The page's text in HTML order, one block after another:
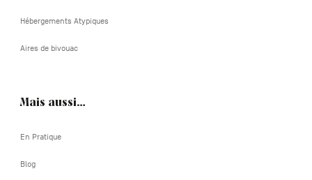
Hébergements Atypiques
Aires de bivouac
Mais aussi…
En Pratique
Blog